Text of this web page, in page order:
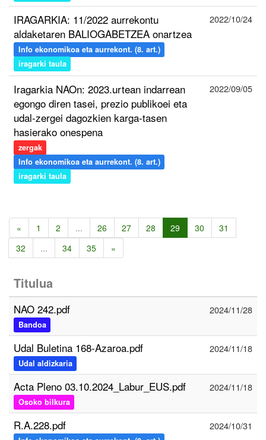
IRAGARKIA: 11/2022 aurrekontu
aldaketaren BALIOGABETZEA onartzea
Info ekonomikoa eta aurrekont. (8. art.)
iragarki taula
2022/10/24
Iragarkia NAOn: 2023.urtean indarrean
egongo diren tasei, prezio publikoei eta
udal-zergei dagozkien karga-tasen
hasierako onespena
zergak
Info ekonomikoa eta aurrekont. (8. art.)
iragarki taula
2022/09/05
« 1 2 ... 26 27 28 29 30
31
32
... 34 35 »
Titulua
NAO 242.pdf
Bandoa
2024/11/28
Udal Buletina 168-Azaroa.pdf
Udal aldizkaria
2024/11/18
Acta Pleno 03.10.2024_Labur_EUS.pdf
Osoko bilkura
2024/11/18
R.A.228.pdf 2024/10/31